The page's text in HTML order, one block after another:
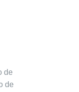
de
de